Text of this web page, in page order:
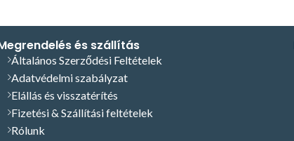
és szállítás
Általános Szerződési Feltételek
Adatvédelmi szabályzat
Elállás és visszatérítés
Fizetési & Szállítási feltételek
Rólunk